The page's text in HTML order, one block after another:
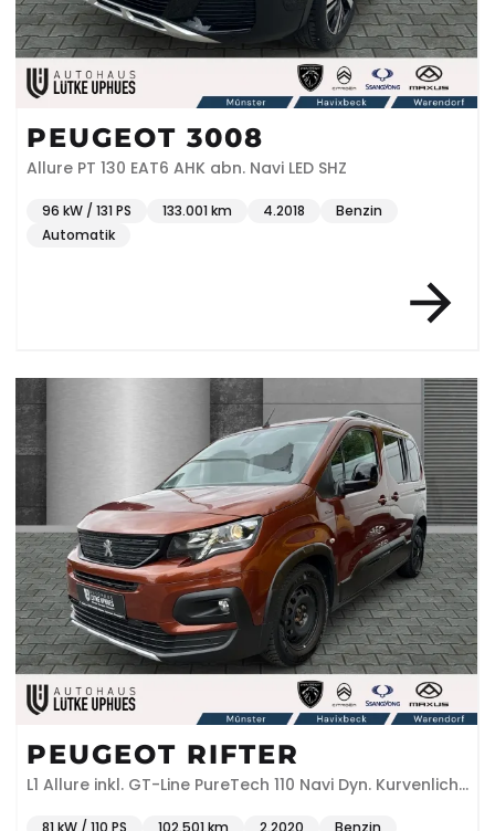
PEUGEOT 3008
Allure PT 130 EAT6 AHK abn. Navi LED SHZ
96 kW / 131 PS 133.001 km 4.2018
Benzin
Automatik
PEUGEOT RIFTER
L1 Allure inkl. GT-Line PureTech 110 Navi Dyn. Kurvenlicht
81 kW / 110 PS 102.501 km 2.2020 Benzin